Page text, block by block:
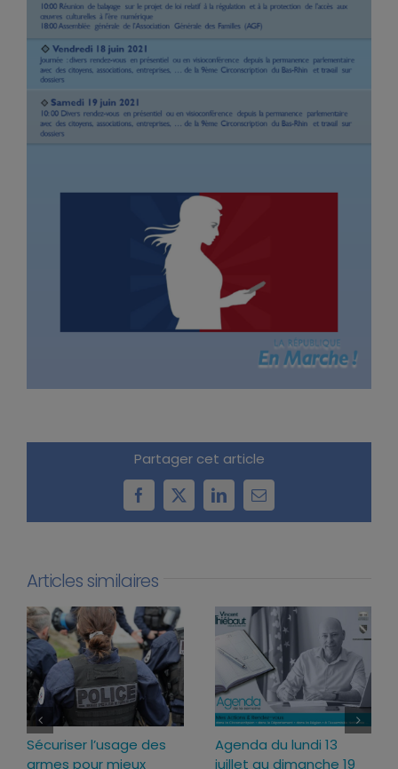
Partager cet article
Facebook
X LinkedInEmail
Articles similaires
Sécuriser l’usage des
armes pour mieux
Agenda du lundi 13
juillet au dimanche 19